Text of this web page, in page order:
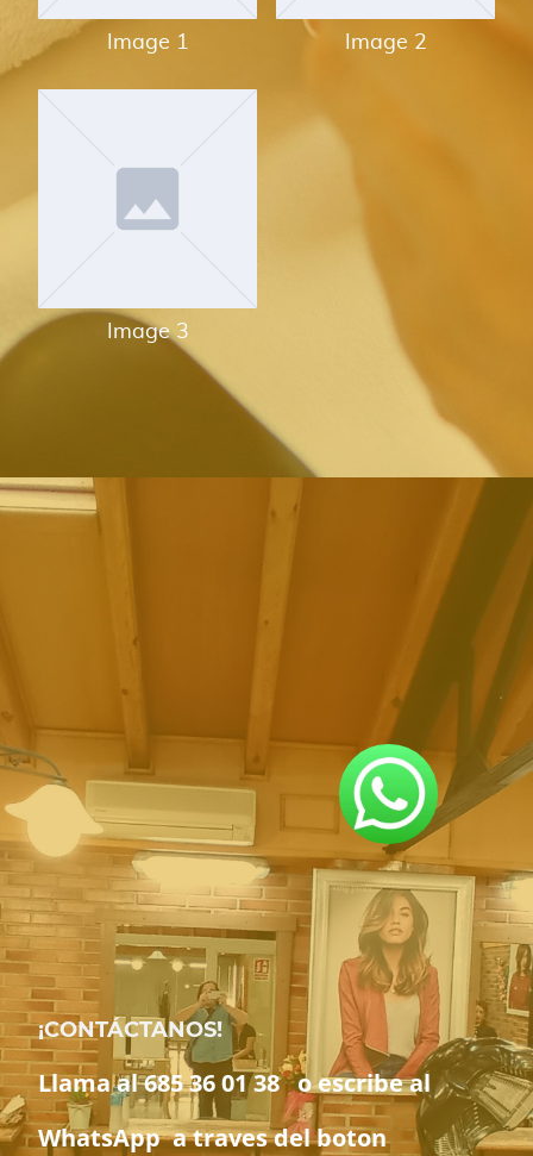
Image 1 Image 2
Image 3
¡CONTÁCTANOS!
Llama al 685 36 01 38 o escribe al
WhatsApp a traves del boton